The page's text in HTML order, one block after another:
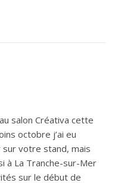
salon Créativa cette
octobre j’ai eu
sur votre stand, mais
à La Tranche-sur-Mer
sur le début de